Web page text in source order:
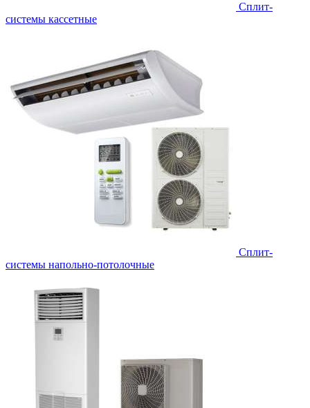
Сплит-
системы кассетные
Сплит-
системы напольно-потолочные